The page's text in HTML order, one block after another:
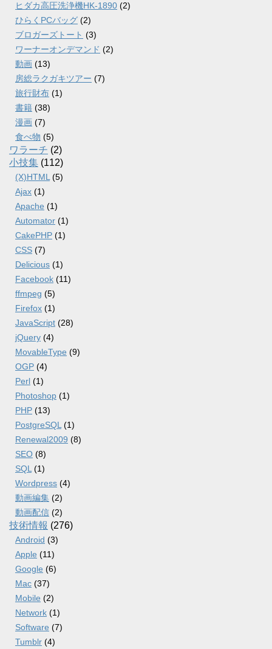
ヒダカ高圧洗浄機HK-1890 (2)
ひらくPCバッグ (2)
ブロガーズトート (3)
ワーナーオンデマンド (2)
動画 (13)
房総ラクガキツアー (7)
旅行財布 (1)
書籍 (38)
漫画 (7)
食べ物 (5)
ワラーチ (2)
小技集 (112)
(X)HTML (5)
Ajax (1)
Apache (1)
Automator (1)
CakePHP (1)
CSS (7)
Delicious (1)
Facebook (11)
ffmpeg (5)
Firefox (1)
JavaScript (28)
jQuery (4)
MovableType (9)
OGP (4)
Perl (1)
Photoshop (1)
PHP (13)
PostgreSQL (1)
Renewal2009 (8)
SEO (8)
SQL (1)
Wordpress (4)
動画編集 (2)
動画配信 (2)
技術情報 (276)
Android (3)
Apple (11)
Google (6)
Mac (37)
Mobile (2)
Network (1)
Software (7)
Tumblr (4)